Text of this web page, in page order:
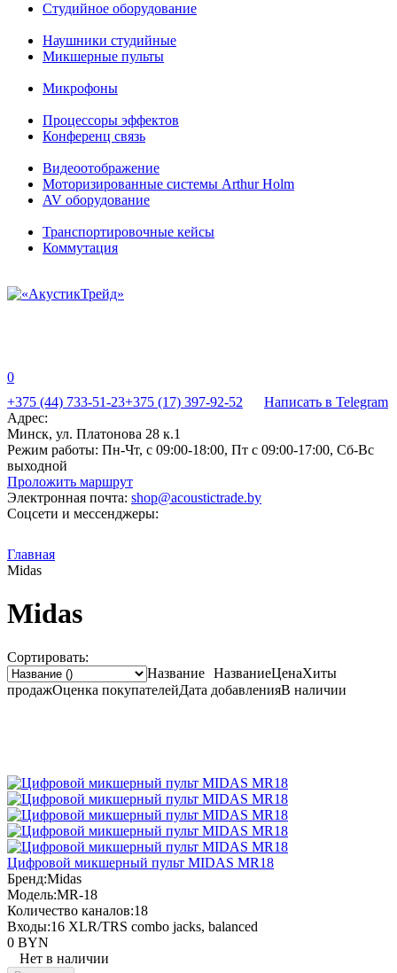
Студийное оборудование
Наушники студийные
Микшерные пульты
Микрофоны
Процессоры эффектов
Конференц связь
Видеоотображение
Моторизированные системы Arthur Holm
AV оборудование
Транспортировочные кейсы
Коммутация
0
+375 (44) 733-51-23+375 (17) 397-92-52
Написать в Telegram
Адрес:
Минск, ул. Платонова 28 к.1
Режим работы: Пн-Чт, с 09:00-18:00, Пт с 09:00-17:00, Сб-Вс
выходной
Проложить маршрут
Электронная почта: shop@acoustictrade.by
Соцсети и мессенджеры:
Главная
Midas
Midas
Сортировать:
Название НазваниеЦенаХиты
продажОценка покупателейДата добавленияВ наличии
Цифровой микшерный пульт MIDAS MR18
Бренд:Midas
Модель:MR-18
Количество каналов:18
Входы:16 XLR/TRS combo jacks, balanced
0 BYN
Нет в наличии